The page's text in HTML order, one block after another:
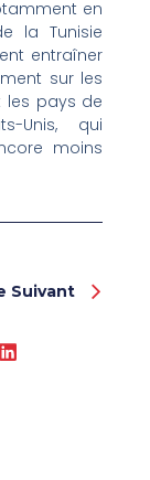
en
la Tunisie
entraîner
sur les
les pays de
Unis, qui
moins
Suivant